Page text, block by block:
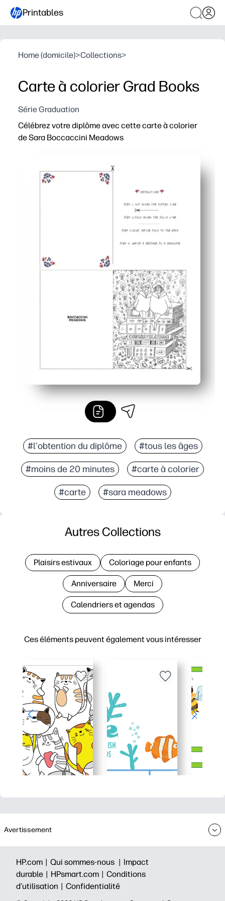
Printables
Home (domicile)>Collections>
Carte à colorier Grad Books
Série Graduation
Célébrez votre diplôme avec cette carte à colorier
de Sara Boccaccini Meadows
#l'obtention du diplôme #tous les âges
#moins de 20 minutes #carte à colorier
#carte #sara meadows
Ces éléments peuvent également vous intéresser
Autres Collections
Plaisirs estivaux Coloriage pour enfants
Anniversaire Merci
Calendriers et agendas
Avertissement
HP.com | Qui sommes-nous | Impact
durable | HPsmart.com | Conditions
d’utilisation | Confidentialité